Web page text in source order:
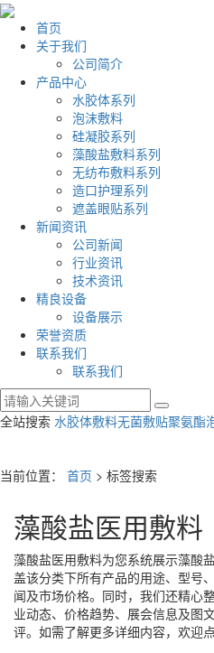
首页
关于我们
公司简介
产品中心
水胶体系列
泡沫敷料
硅凝胶系列
藻酸盐敷料系列
无纺布敷料系列
造口护理系列
遮盖眼贴系列
新闻资讯
公司新闻
行业资讯
技术资讯
精良设备
设备展示
荣誉资质
联系我们
联系我们
全站搜索 水胶体敷料无菌敷贴聚氨酯
当前位置： 首页 > 标签搜索
藻酸盐医用敷料
藻酸盐医用敷料为您系统展示藻酸
盖该分类下所有产品的用途、型号
闻及市场价格。同时，我们还精心
业动态、价格趋势、展会信息及图
评。如需了解更多详细内容，欢迎点